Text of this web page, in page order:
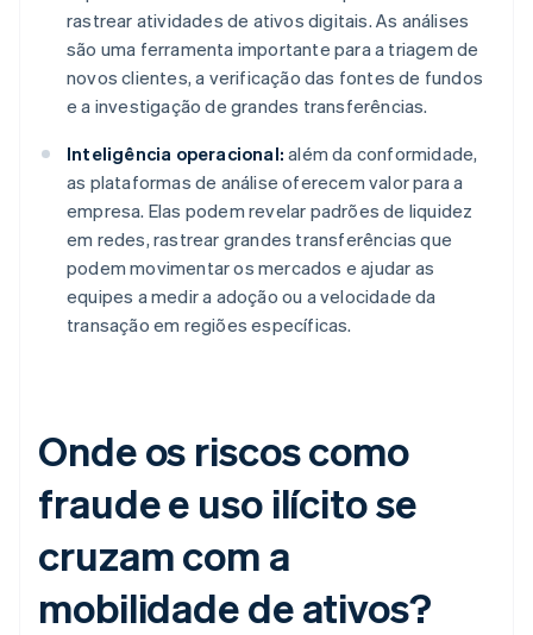
rastrear atividades de ativos digitais. As análises
são uma ferramenta importante para a triagem de
novos clientes, a verificação das fontes de fundos
e a investigação de grandes transferências.
Inteligência operacional: além da conformidade,
as plataformas de análise oferecem valor para a
empresa. Elas podem revelar padrões de liquidez
em redes, rastrear grandes transferências que
podem movimentar os mercados e ajudar as
equipes a medir a adoção ou a velocidade da
transação em regiões específicas.
Onde os riscos como
fraude e uso ilícito se
cruzam com a
mobilidade de ativos?